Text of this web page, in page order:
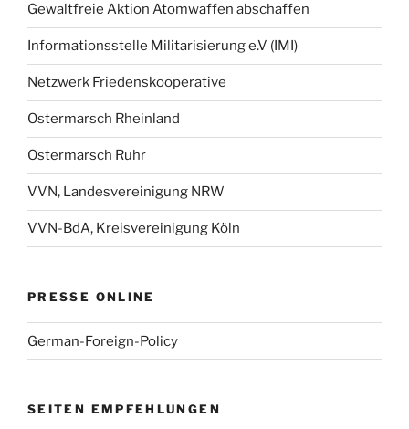
Gewaltfreie Aktion Atomwaffen abschaffen
Informationsstelle Militarisierung e.V (IMI)
Netzwerk Friedenskooperative
Ostermarsch Rheinland
Ostermarsch Ruhr
VVN, Landesvereinigung NRW
VVN-BdA, Kreisvereinigung Köln
PRESSE ONLINE
German-Foreign-Policy
SEITEN EMPFEHLUNGEN